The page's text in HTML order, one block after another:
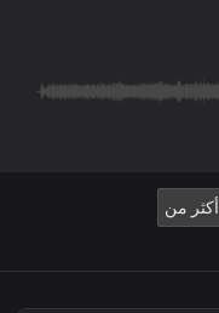
أكثر من